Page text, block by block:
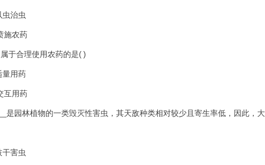
治虫
农药
合理使用农药的是( )
用药
用药
园林植物的一类毁灭性害虫，其天敌种类相对较少且寄生率低，因此，大
害虫